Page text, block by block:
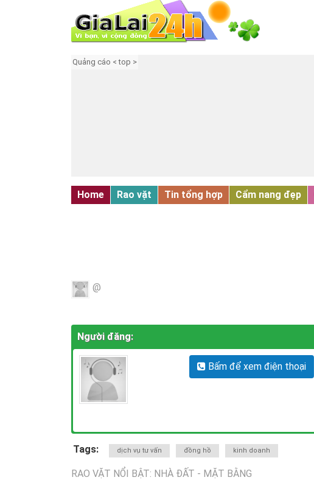
Quảng cáo < top >
Home Rao vặt Tin tổng hợp Cẩm nang đẹp
@
Người đăng:
Bấm để xem điện thoại
Tags: dịch vụ tư vấn đồng hồ kinh doanh
RAO VẶT NỔI BẬT: NHÀ ĐẤT - MẶT BẰNG